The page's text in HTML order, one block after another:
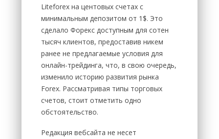
Liteforex на центовых счетах с
минимальным депозитом от 1$. Это
сделало Форекс доступным для сотен
тысяч клиентов, предоставив никем
ранее не предлагаемые условия для
онлайн-трейдинга, что, в свою очередь,
изменило историю развития рынка
Forex. Рассматривая типы торговых
счетов, стоит отметить одно
обстоятельство.
Редакция вебсайта не несет